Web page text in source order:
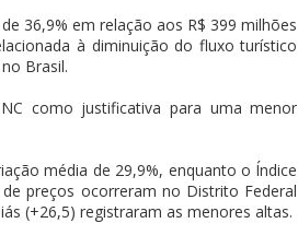
36,9% em relação aos R$ 399 milhões
à diminuição do fluxo turístico
Brasil.
como justificativa para uma menor
média de 29,9%, enquanto o Índice
preços ocorreram no Distrito Federal
(+26,5) registraram as menores altas.